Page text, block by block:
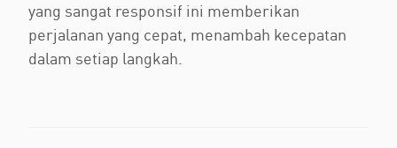
yang sangat responsif ini memberikan
perjalanan yang cepat, menambah kecepatan
dalam setiap langkah.